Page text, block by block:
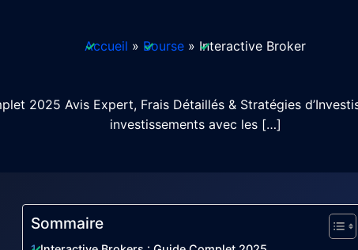
Accueil Bourse Interactive Broker
2025 Avis Expert, Frais Détaillés & Stratégies
investissements avec les […]
Sommaire